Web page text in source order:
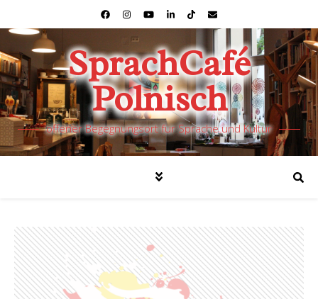
SprachCafé
Polnisch
offener Begegnungsort für Sprache und Kultur